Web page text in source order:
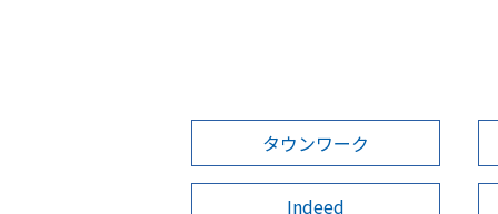
タウンワーク
Indeed